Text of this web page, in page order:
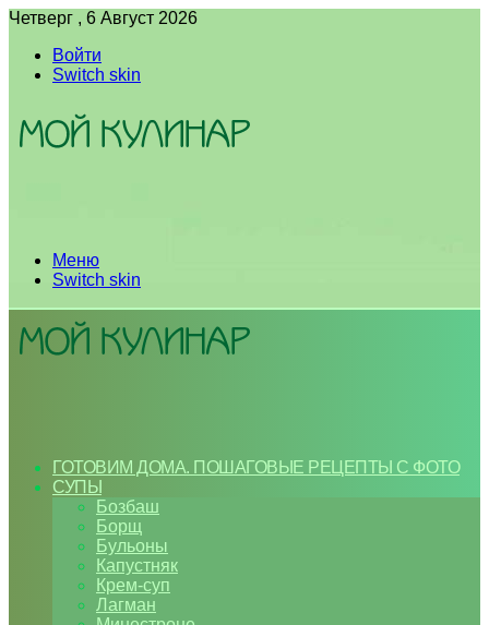
Четверг , 6 Август 2026
Войти
Switch skin
Меню
Switch skin
ГОТОВИМ ДОМА. ПОШАГОВЫЕ РЕЦЕПТЫ С ФОТО
СУПЫ
Бозбаш
Борщ
Бульоны
Капустняк
Крем-суп
Лагман